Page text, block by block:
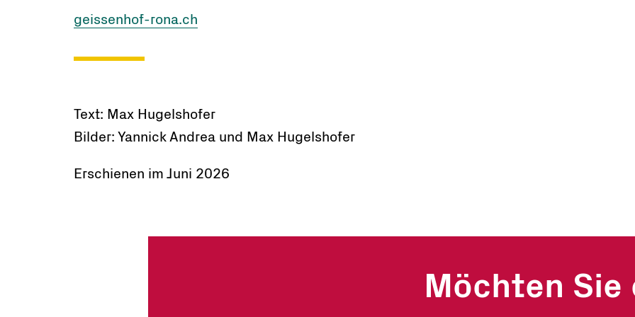
geissenhof-rona.ch
Text: Max Hugelshofer
Bilder: Yannick Andrea und Max Hugelshofer
Erschienen im Juni 2026
Möchten Sie